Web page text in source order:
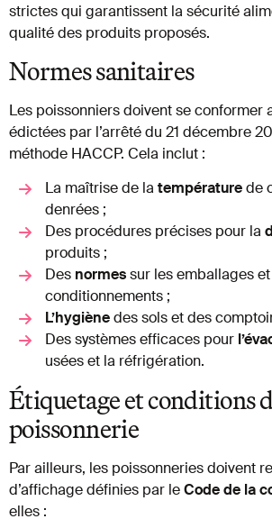
strictes qui garantissent la sécurité
qualité des produits proposés.
Normes sanitaires
Les poissonniers doivent se conformer
édictées par l’arrêté du 21 décembre
méthode HACCP. Cela inclut :
La maîtrise de la températurede
denrées ;
Des procédures précises pour la
produits ;
Des normessur les emballages
conditionnements ;
L’hygiènedes sols et des
Des systèmes efficaces pour
usées et la réfrigération.
Étiquetage et conditions
poissonnerie
Par ailleurs, les poissonneries doivent
d’affichage définies par leCode de la
elles :